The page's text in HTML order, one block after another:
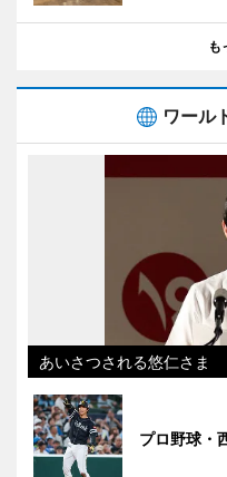
も
ワール
あいさつされる悠仁さま
プロ野球・